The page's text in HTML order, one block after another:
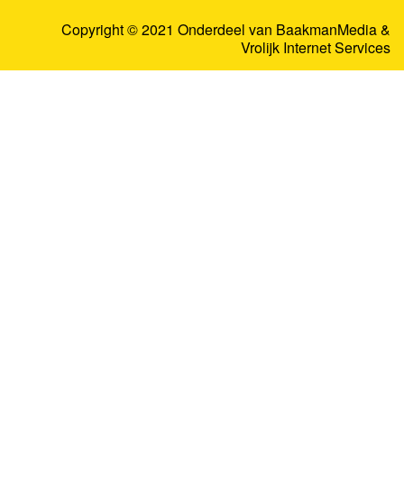
Copyright © 2021 Onderdeel van BaakmanMedia&
Vrolijk Internet Services